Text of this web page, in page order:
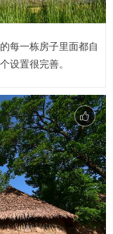
每一栋房子里面都自
设置很完善。